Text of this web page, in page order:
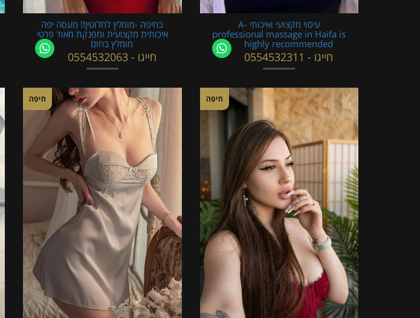
עיסוי מקצועי ואיכותי -A
professional massage in Haifa is
highly recommended
חייגו - 0554532311
בחיפה -מומלץ לחלוטין!! מעסה יפה
איכותית מקצועית ומפנקת מאוד פרטי
מומלץ בחום
חייגו - 0554532063
חיפה חיפה